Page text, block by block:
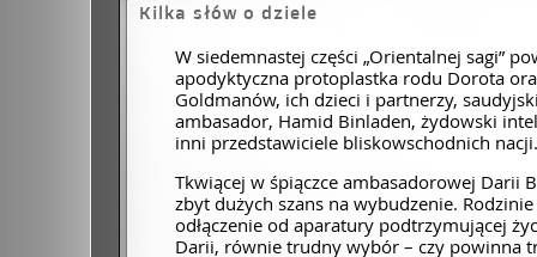
Kilka słów o dziele
W siedemnastej części „Orientalnej sagi”
apodyktyczna protoplastka rodu Dorota
Goldmanów, ich dzieci i partnerzy,
ambasador, Hamid Binladen, żydowski
inni przedstawiciele bliskowschodnich nacji.
Tkwiącej w śpiączce ambasadorowej Darii
zbyt dużych szans na wybudzenie.
odłączenie od aparatury podtrzymującej
Darii, równie trudny wybór – czy powinna